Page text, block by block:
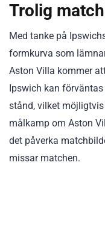
Trolig
Med tanke på
formkurva som
Aston Villa kommer
Ipswich kan
stånd, vilket
målkamp om Aston
det påverka
missar matchen.